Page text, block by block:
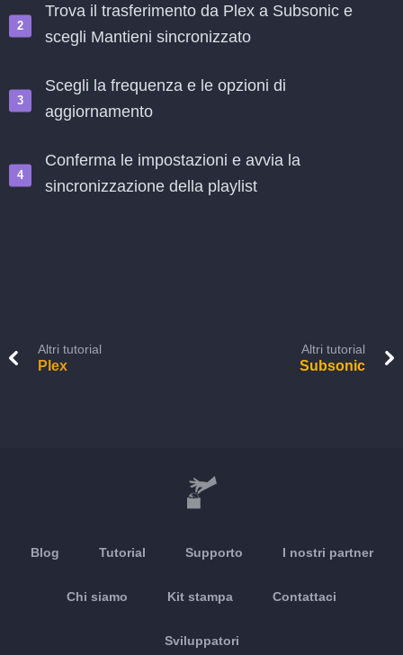
Trova il trasferimento da Plex a Subsonic e
scegli Mantieni sincronizzato
Scegli la frequenza e le opzioni di
aggiornamento
Conferma le impostazioni e avvia la
sincronizzazione della playlist
Altri tutorial
Plex
Altri tutorial
Subsonic
Blog Tutorial Supporto I nostri partner
Chi siamo Kit stampa Contattaci
Sviluppatori